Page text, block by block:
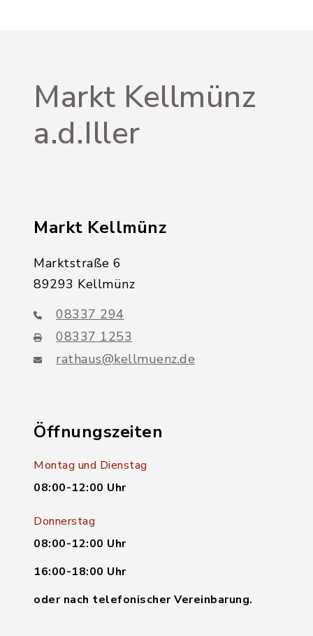
Markt Kellmünz
a.d.Iller
Markt Kellmünz
Marktstraße 6
89293 Kellmünz
08337 294
08337 1253
rathaus@kellmuenz.de
Öffnungszeiten
Montag und Dienstag
08:00-12:00 Uhr
Donnerstag
08:00-12:00 Uhr
16:00-18:00 Uhr
oder nach telefonischer Vereinbarung.